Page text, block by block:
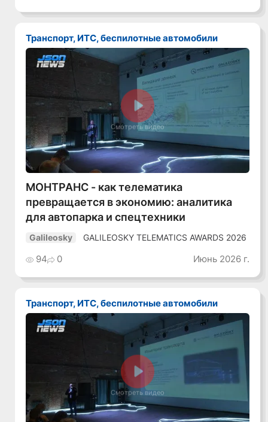
Транспорт, ИТС, беспилотные автомобили
Смотреть видео
МОНТРАНС - как телематика
превращается в экономию: аналитика
для автопарка и спецтехники
Galileosky GALILEOSKY TELEMATICS AWARDS 2026
94 0 Июнь 2026 г.
Транспорт, ИТС, беспилотные автомобили
Смотреть видео